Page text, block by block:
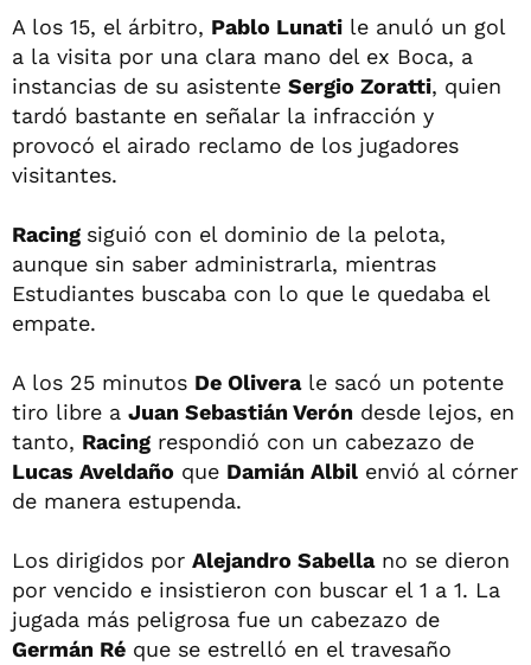
A los 15, el árbitro, Pablo Lunati le anuló un gol
a la visita por una clara mano del ex Boca, a
instancias de su asistente Sergio Zoratti, quien
tardó bastante en señalar la infracción y
provocó el airado reclamo de los jugadores
visitantes.
Racing siguió con el dominio de la pelota,
aunque sin saber administrarla, mientras
Estudiantes buscaba con lo que le quedaba el
empate.
A los 25 minutos De Oliverale sacó un potente
tiro libre a Juan Sebastián Verón desde lejos, en
tanto, Racing respondió con un cabezazo de
Lucas Aveldaño que Damián Albil envió al córner
de manera estupenda.
Los dirigidos por Alejandro Sabellano se dieron
por vencido e insistieron con buscar el 1 a 1. La
jugada más peligrosa fue un cabezazo de
Germán Ré que se estrelló en el travesaño